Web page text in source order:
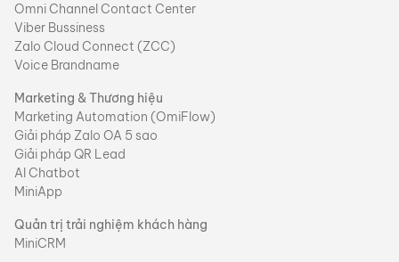
Omni Channel Contact Center
Viber Bussiness
Zalo Cloud Connect (ZCC)
Voice Brandname
Marketing & Thương hiệu
Marketing Automation (OmiFlow)
Giải pháp Zalo OA 5 sao
Giải pháp QR Lead
AI Chatbot
MiniApp
Quản trị trải nghiệm khách hàng
MiniCRM